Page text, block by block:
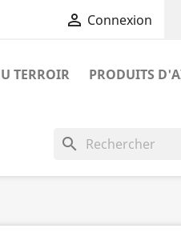
 Connexion
TERROIR PRODUITS
search